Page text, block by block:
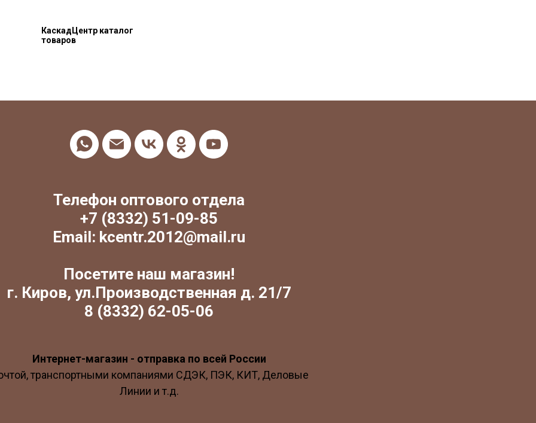
КаскадЦентр каталог
товаров
Телефон оптового отдела
+7 (8332) 51-09-85
Email: kcentr.2012@mail.ru
Посетите наш магазин!
г. Киров, ул.Производственная д. 21/7
8 (8332) 62-05-06
Интернет-магазин - отправка по всей России
транспортными компаниями СДЭК, ПЭК, КИТ, Деловые
Линии и т.д.